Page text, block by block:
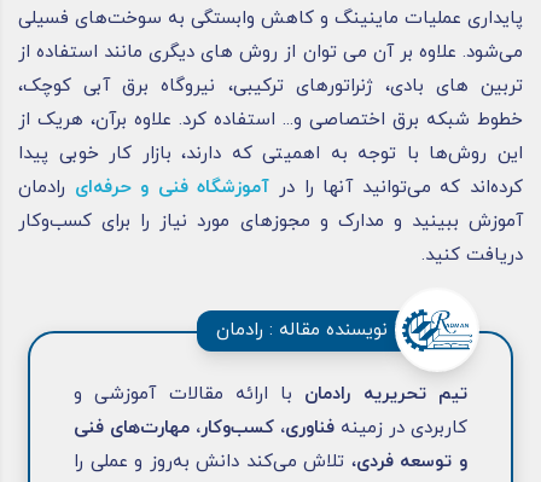
پایداری عملیات ماینینگ و کاهش وابستگی به سوخت‌های فسیلی
می‌شود. علاوه بر آن می توان از روش های دیگری مانند استفاده از
تربین های بادی، ژنراتورهای ترکیبی، نیروگاه برق آبی کوچک،
خطوط شبکه برق اختصاصی و... استفاده کرد. علاوه‌ برآن، هریک از
این روش‌‌ها با توجه به اهمیتی که دارند، بازار کار خوبی پیدا
کرده‌اند که می‌توانید آنها را در آموزشگاه فنی و حرفه‌ای رادمان
آموزش ببینید و مدارک و مجوزهای مورد نیاز را برای کسب‌و‌کار
دریافت کنید.
تیم تحریریه رادمان با ارائه مقالات آموزشی و
کاربردی در زمینه فناوری، کسب‌وکار، مهارت‌های فنی
و توسعه فردی، تلاش می‌کند دانش به‌روز و عملی را
نویسنده مقاله : رادمان